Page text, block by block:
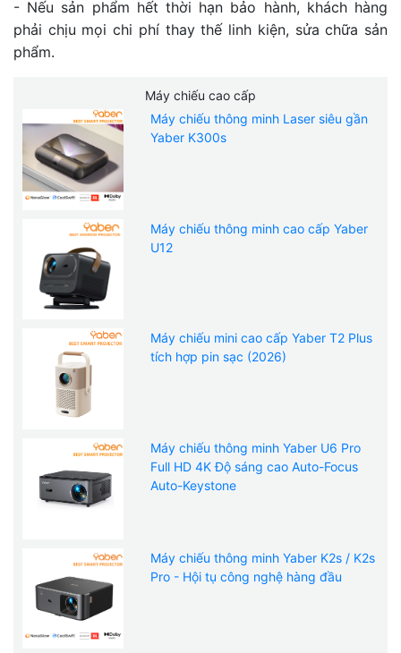
- Nếu sản phẩm hết thời hạn bảo hành, khách hàng
phải chịu mọi chi phí thay thế linh kiện, sửa chữa sản
phẩm.
Máy chiếu cao cấp
Máy chiếu thông minh Laser siêu gần
Yaber K300s
Máy chiếu thông minh cao cấp Yaber
U12
Máy chiếu mini cao cấp Yaber T2 Plus
tích hợp pin sạc (2026)
Máy chiếu thông minh Yaber U6 Pro
Full HD 4K Độ sáng cao Auto-Focus
Auto-Keystone
Máy chiếu thông minh Yaber K2s / K2s
Pro - Hội tụ công nghệ hàng đầu